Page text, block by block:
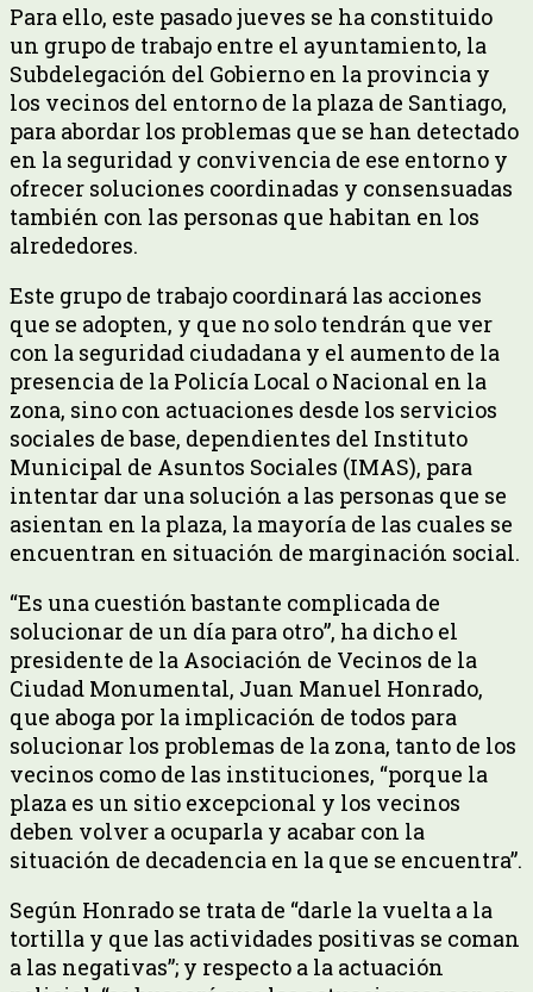
Para ello, este pasado jueves se ha constituido
un grupo de trabajo entre el ayuntamiento, la
Subdelegación del Gobierno en la provincia y
los vecinos del entorno de la plaza de Santiago,
para abordar los problemas que se han detectado
en la seguridad y convivencia de ese entorno y
ofrecer soluciones coordinadas y consensuadas
también con las personas que habitan en los
alrededores.
Este grupo de trabajo coordinará las acciones
que se adopten, y que no solo tendrán que ver
con la seguridad ciudadana y el aumento de la
presencia de la Policía Local o Nacional en la
zona, sino con actuaciones desde los servicios
sociales de base, dependientes del Instituto
Municipal de Asuntos Sociales (IMAS), para
intentar dar una solución a las personas que se
asientan en la plaza, la mayoría de las cuales se
encuentran en situación de marginación social.
“Es una cuestión bastante complicada de
solucionar de un día para otro”, ha dicho el
presidente de la Asociación de Vecinos de la
Ciudad Monumental, Juan Manuel Honrado,
que aboga por la implicación de todos para
solucionar los problemas de la zona, tanto de los
vecinos como de las instituciones, “porque la
plaza es un sitio excepcional y los vecinos
deben volver a ocuparla y acabar con la
situación de decadencia en la que se encuentra”.
Según Honrado se trata de “darle la vuelta a la
tortilla y que las actividades positivas se coman
a las negativas”; y respecto a la actuación